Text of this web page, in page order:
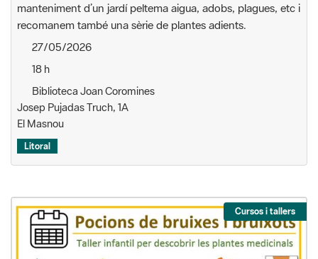
manteniment d’un jardí peltema aigua, adobs, plagues, etc i
recomanem també una sèrie de plantes adients.
27/05/2026
18 h
Biblioteca Joan Coromines
Josep Pujadas Truch, 1A
El Masnou
Litoral
Cursos i tallers